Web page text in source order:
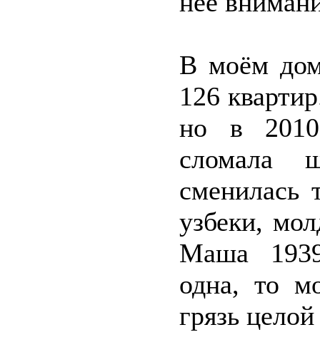
В моём
126
но в 2010
сломала
сменилась
узбеки,
Маша
одна, то
грязь